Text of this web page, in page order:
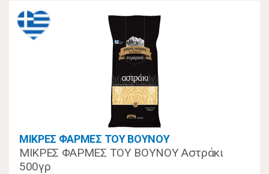
ΜΙΚΡΕΣ ΦΑΡΜΕΣ ΤΟΥ ΒΟΥΝΟΥ
ΜΙΚΡΕΣ ΦΑΡΜΕΣ ΤΟΥ ΒΟΥΝΟΥ Αστράκι
500γρ